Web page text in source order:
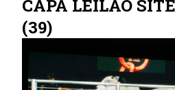
CAPA LEILÃO
(39)